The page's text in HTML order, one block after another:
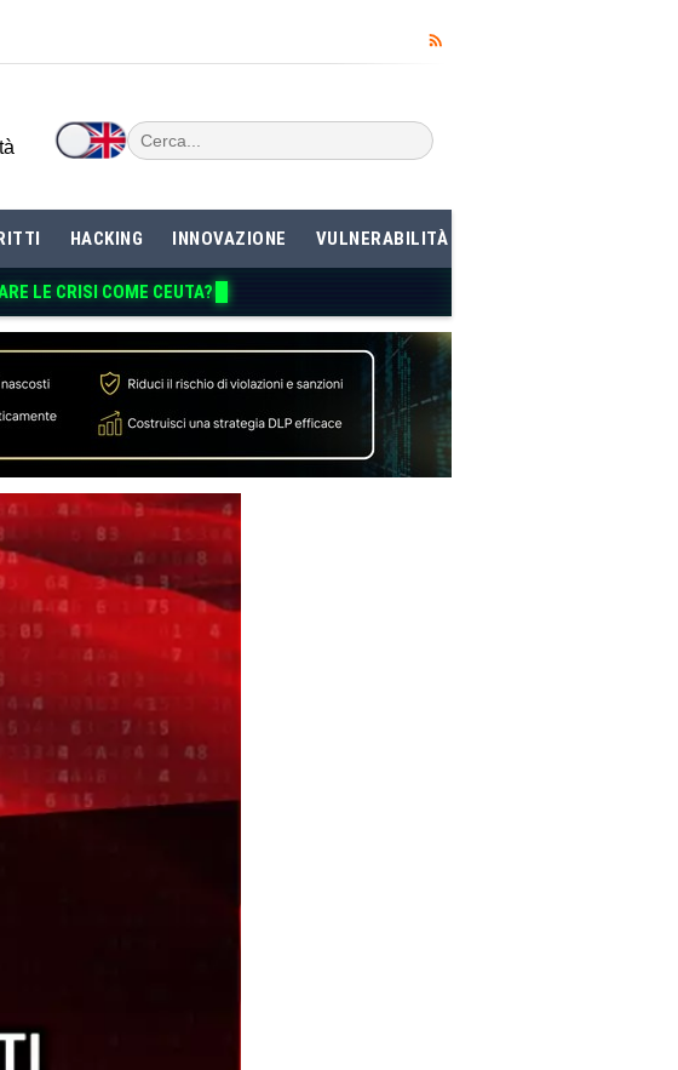
HACKING INNOVAZIONE VULNERABILITÀ
LE CRISI COME CEUTA?